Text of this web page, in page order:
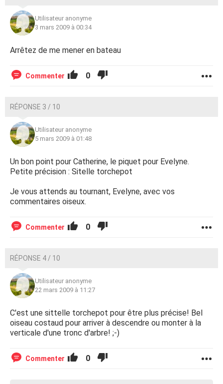
Utilisateur anonyme
3 mars 2009 à 00:34
Arrêtez de me mener en bateau
Commenter 0
RÉPONSE 3 / 10
Utilisateur anonyme
5 mars 2009 à 01:48
Un bon point pour Catherine, le piquet pour Evelyne.
Petite précision : Sitelle torchepot
Je vous attends au tournant, Evelyne, avec vos
commentaires oiseux.
Commenter 0
RÉPONSE 4 / 10
Utilisateur anonyme
22 mars 2009 à 11:27
C'est une sittelle torchepot pour être plus précise! Bel
oiseau costaud pour arriver à descendre ou monter à la
verticale d'une tronc d'arbre! ;-)
Commenter 0